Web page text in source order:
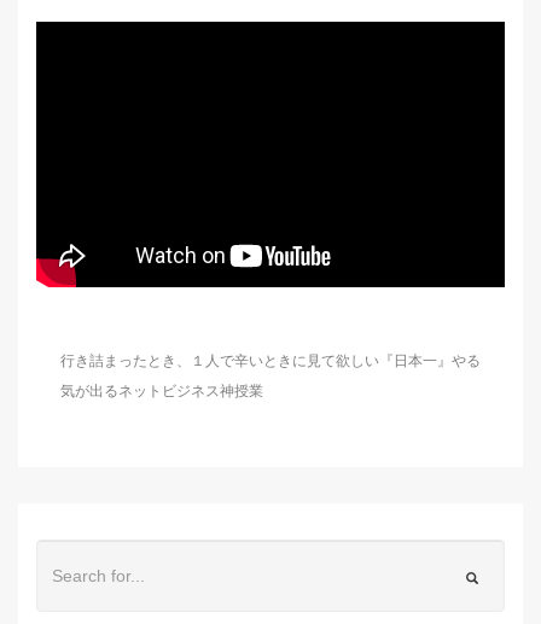
行き詰まったとき、１人で辛いときに見て欲しい『日本一』やる
気が出るネットビジネス神授業